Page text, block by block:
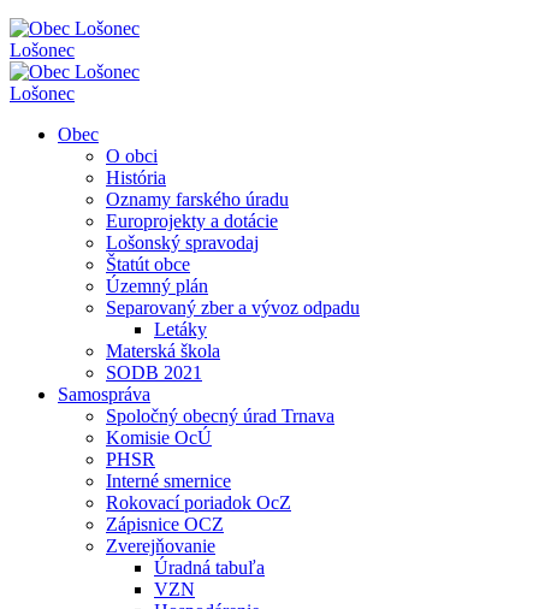
Lošonec
Lošonec
Obec
O obci
História
Oznamy farského úradu
Europrojekty a dotácie
Lošonský spravodaj
Štatút obce
Územný plán
Separovaný zber a vývoz odpadu
Letáky
Materská škola
SODB 2021
Samospráva
Spoločný obecný úrad Trnava
Komisie OcÚ
PHSR
Interné smernice
Rokovací poriadok OcZ
Zápisnice OCZ
Zverejňovanie
Úradná tabuľa
VZN